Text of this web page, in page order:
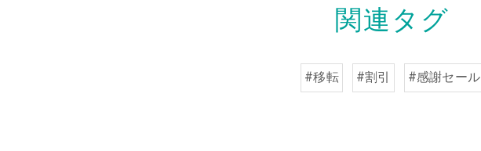
関連タグ
#移転 #割引 #感謝セール